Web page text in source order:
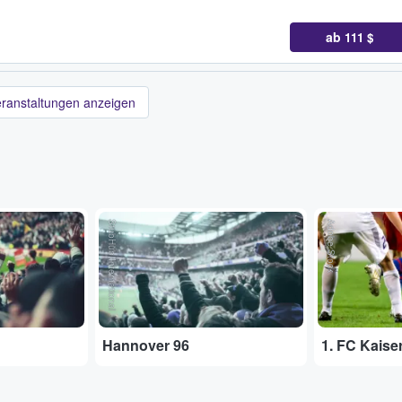
ab 111 $
anzeigen
StubHub International
Hannover 96
Adobe Stock
1. FC